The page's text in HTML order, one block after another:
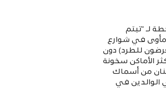
لـ "تيتم
مأوى في شوارع
للطرد) دون
الأماكن سخونة
من أسماك
الوالدين في